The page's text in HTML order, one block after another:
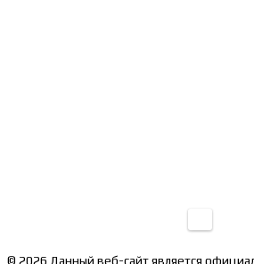
© 2026 Данный веб-сайт является